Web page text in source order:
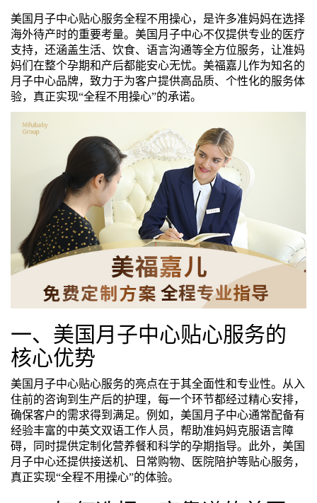
美国月子中心贴心服务全程不用操心，是许多准妈妈在选择
海外待产时的重要考量。美国月子中心不仅提供专业的医疗
支持，还涵盖生活、饮食、语言沟通等全方位服务，让准妈
妈们在整个孕期和产后都能安心无忧。美福嘉儿作为知名的
月子中心品牌，致力于为客户提供高品质、个性化的服务体
验，真正实现“全程不用操心”的承诺。
一、美国月子中心贴心服务的
核心优势
美国月子中心贴心服务的亮点在于其全面性和专业性。从入
住前的咨询到生产后的护理，每一个环节都经过精心安排，
确保客户的需求得到满足。例如，美国月子中心通常配备有
经验丰富的中英文双语工作人员，帮助准妈妈克服语言障
碍，同时提供定制化营养餐和科学的孕期指导。此外，美国
月子中心还提供接送机、日常购物、医院陪护等贴心服务，
真正实现“全程不用操心”的体验。